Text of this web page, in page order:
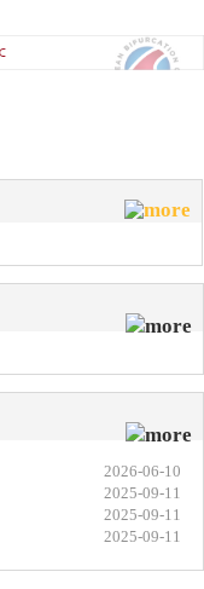
2026-06-10
2025-09-11
2025-09-11
2025-09-11